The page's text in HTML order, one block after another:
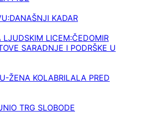
KADAR
LJUDSKIM LICEM:ČEDOMIR
SARADNJE I PODRŠKE U
ŽENA KOLABRILALA PRED
TRG SLOBODE